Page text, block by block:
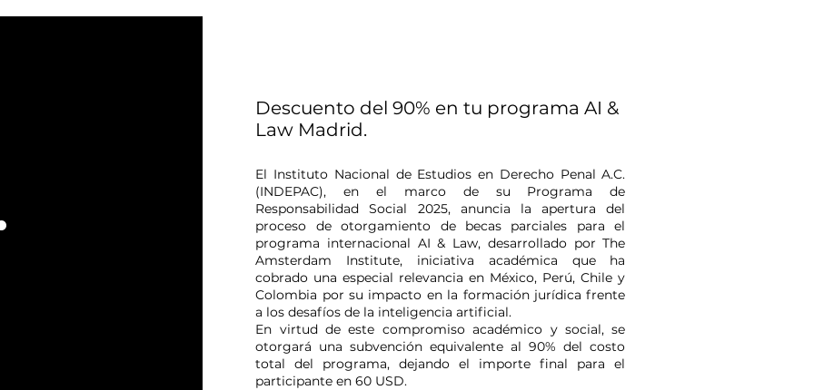
Descuento del 90% en tu programa AI &
Law Madrid.
El Instituto Nacional de Estudios en Derecho Penal A.C.
(INDEPAC), en el marco de su Programa de
Responsabilidad Social 2025, anuncia la apertura del
proceso de otorgamiento de becas parciales para el
programa internacional AI & Law, desarrollado por The
Amsterdam Institute, iniciativa académica que ha
cobrado una especial relevancia en México, Perú, Chile y
Colombia por su impacto en la formación jurídica frente
a los desafíos de la inteligencia artificial.
En virtud de este compromiso académico y social, se
otorgará una subvención equivalente al 90% del costo
total del programa, dejando el importe final para el
participante en 60 USD.